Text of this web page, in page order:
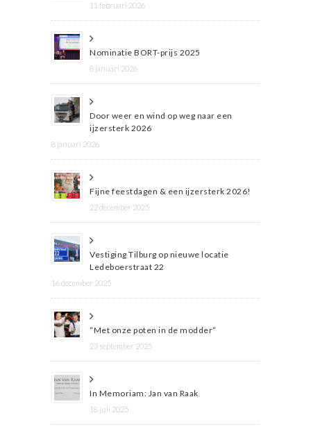
11 februari 2026
Nominatie BORT-prijs 2025
8 januari 2026
Door weer en wind op weg naar een
ijzersterk 2026
8 januari 2026
Fijne feestdagen & een ijzersterk 2026!
22 december 2025
Vestiging Tilburg op nieuwe locatie
Ledeboerstraat 22
16 december 2025
“Met onze poten in de modder”
23 september 2025
In Memoriam: Jan van Raak
18 juli 2025